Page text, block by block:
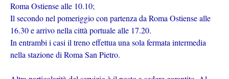
Roma Ostiense alle 10.10;
Il secondo nel pomeriggio con partenza da Roma Ostiense alle
16.30 e arrivo nella città portuale alle 17.20.
In entrambi i casi il treno effettua una sola fermata intermedia
nella stazione di Roma San Pietro.